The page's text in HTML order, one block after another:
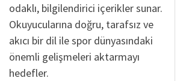
odaklı, bilgilendirici içerikler sunar.
Okuyucularına doğru, tarafsız ve
akıcı bir dil ile spor dünyasındaki
önemli gelişmeleri aktarmayı
hedefler.